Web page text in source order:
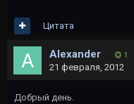
Цитата
AIexander 1
21 февраля, 2012
Добрый день.